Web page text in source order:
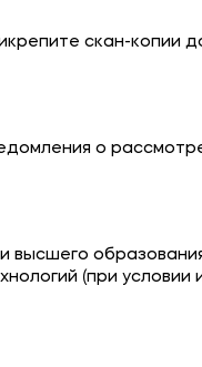
скан-копии
о
(при